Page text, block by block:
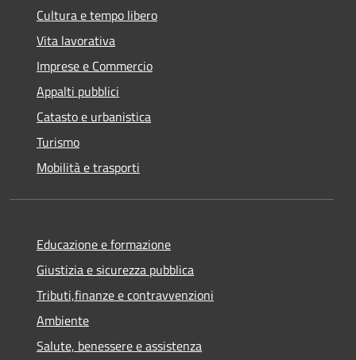
Cultura e tempo libero
Vita lavorativa
Imprese e Commercio
Appalti pubblici
Catasto e urbanistica
Turismo
Mobilità e trasporti
Educazione e formazione
Giustizia e sicurezza pubblica
Tributi,finanze e contravvenzioni
Ambiente
Salute, benessere e assistenza